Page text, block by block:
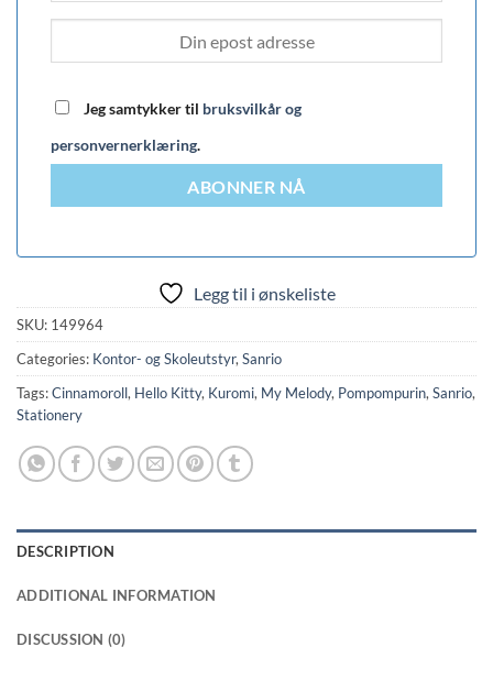
Jeg samtykker til bruksvilkår og
personvernerklæring.
ABONNER NÅ
Legg til i ønskeliste
SKU: 149964
Categories: Kontor- og Skoleutstyr,Sanrio
Tags:Cinnamoroll, Hello Kitty, Kuromi, My Melody, Pompompurin,Sanrio,
Stationery
DESCRIPTION
ADDITIONAL INFORMATION
DISCUSSION (0)